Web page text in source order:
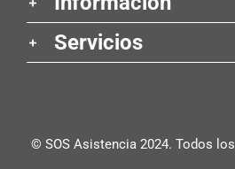
Servicios
© SOS Asistencia 2024. Todos